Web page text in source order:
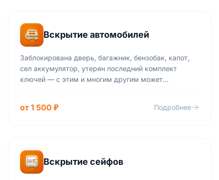
Вскрытие автомобилей
Заблокирована дверь, багажник, бензобак, капот,
сел аккумулятор, утерян последний комплект
ключей — с этим и многим другим может
уверены в том, что вам всегда помогут.
от 1 500 ₽ Подробнее
Вскрытие сейфов